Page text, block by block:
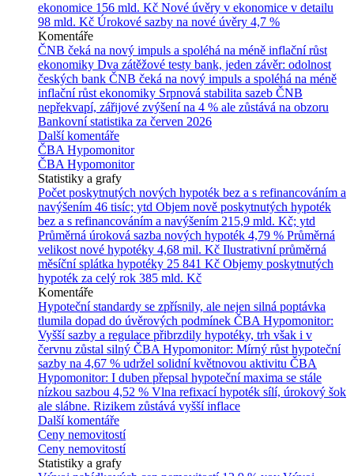
ekonomice 156 mld. Kč Nové úvěry v ekonomice v detailu
98 mld. Kč Úrokové sazby na nové úvěry 4,7 %
Komentáře
ČNB čeká na nový impuls a spoléhá na méně inflační růst
ekonomiky Dva zátěžové testy bank, jeden závěr: odolnost
českých bank ČNB čeká na nový impuls a spoléhá na méně
inflační růst ekonomiky Srpnová stabilita sazeb ČNB
nepřekvapí, zářijové zvýšení na 4 % ale zůstává na obzoru
Bankovní statistika za červen 2026
Další komentáře
ČBA Hypomonitor
ČBA Hypomonitor
Statistiky a grafy
Počet poskytnutých nových hypoték bez a s refinancováním a
navýšením 46 tisíc; ytd Objem nově poskytnutých hypoték
bez a s refinancováním a navýšením 215,9 mld. Kč; ytd
Průměrná úroková sazba nových hypoték 4,79 % Průměrná
velikost nové hypotéky 4,68 mil. Kč Ilustrativní průměrná
měsíční splátka hypotéky 25 841 Kč Objemy poskytnutých
hypoték za celý rok 385 mld. Kč
Komentáře
Hypoteční standardy se zpřísnily, ale nejen silná poptávka
tlumila dopad do úvěrových podmínek ČBA Hypomonitor:
Vyšší sazby a regulace přibrzdily hypotéky, trh však i v
červnu zůstal silný ČBA Hypomonitor: Mírný růst hypoteční
sazby na 4,67 % udržel solidní květnovou aktivitu ČBA
Hypomonitor: I duben přepsal hypoteční maxima se stále
nízkou sazbou 4,52 % Vlna refixací hypoték sílí, úrokový šok
ale slábne. Rizikem zůstává vyšší inflace
Další komentáře
Ceny nemovitostí
Ceny nemovitostí
Statistiky a grafy